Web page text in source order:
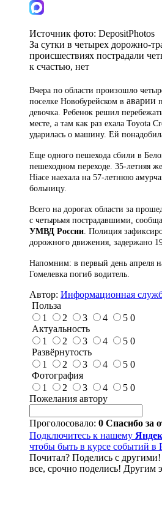
Источник фото: DepositPhotos
За сутки в четырех дорожно-
происшествиях пострадали
к счастью, нет
Вчера по области произошло
поселке Новобурейском в аварии
девочка. Ребенок решил
месте, а там как раз ехала Toyota
ударилась о машину. Ей
Еще одного пешехода сбили в
пешеходном переходе. 35-летняя
Hiace наехала на 57-летнюю
больницу.
Всего на дорогах области за
с четырьмя пострадавшими,
УМВД России . Полиция
дорожного движения, задержано
Напомним: в первый день апреля
Гомелевка погиб водитель.
Автор: Информационная
Польза
1
2 3 4 5 0
Актуальность
1
2 3 4 5 0
Развёрнутость
1
2 3 4 5 0
Фотография
1
2 3 4 5 0
Пожелания автору
Проголосовало: 0 Спасибо за
Подключитесь к нашему
чтобы быть в курсе событий в
Почитал? Поделись с
все, срочно поделись! Другим